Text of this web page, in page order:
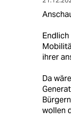
ihrer
Da
wollen